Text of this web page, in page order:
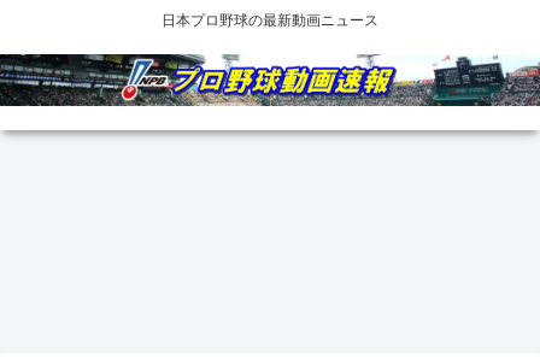
日本プロ野球の最新動画ニュース